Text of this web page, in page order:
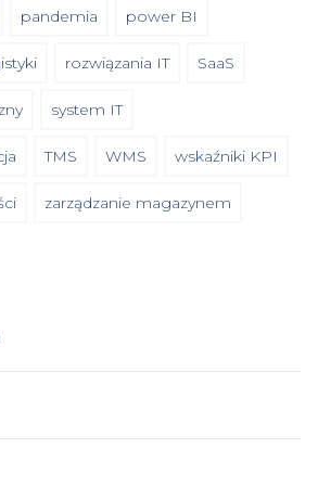
pandemia power BI
rozwiązania IT SaaS
system IT
TMS WMS wskaźniki KPI
zarządzanie magazynem